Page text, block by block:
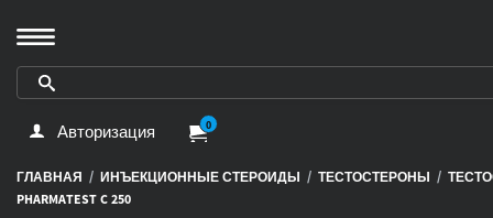
Авторизация 0
ГЛАВНАЯ / ИНЪЕКЦИОННЫЕ СТЕРОИДЫ / ТЕСТОСТЕРОНЫ /
PHARMATEST C 250